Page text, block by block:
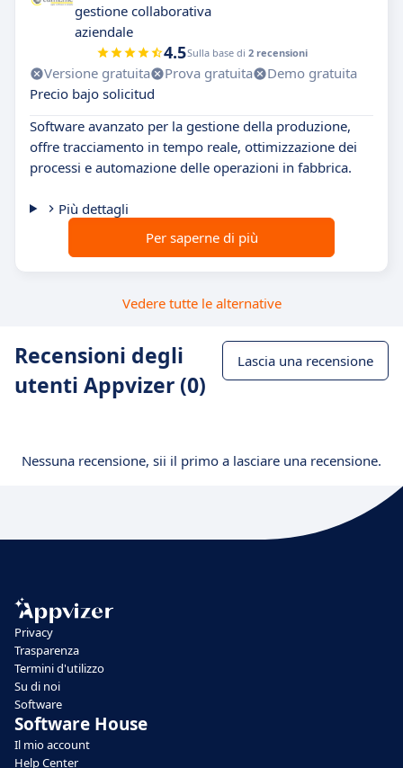
gestione collaborativa
aziendale
4.5Sulla base di 2 recensioni
Versione gratuita Prova gratuita
Demo gratuita
Precio bajo solicitud
Software avanzato per la gestione della produzione,
offre tracciamento in tempo reale, ottimizzazione dei
processi e automazione delle operazioni in fabbrica.
Più dettagli
Per saperne di più
Vedere tutte le alternative
Recensioni degli
utenti Appvizer (0)
Lascia una recensione
Nessuna recensione, sii il primo a lasciare una recensione.
Privacy
Trasparenza
Termini d'utilizzo
Su di noi
Software
Software House
Il mio account
Help Center